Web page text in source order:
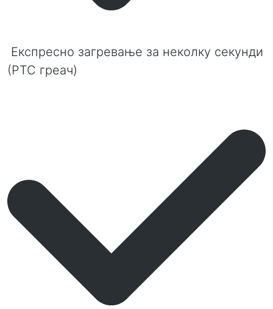
Експресно загревање за неколку секунди
(РТС греач)